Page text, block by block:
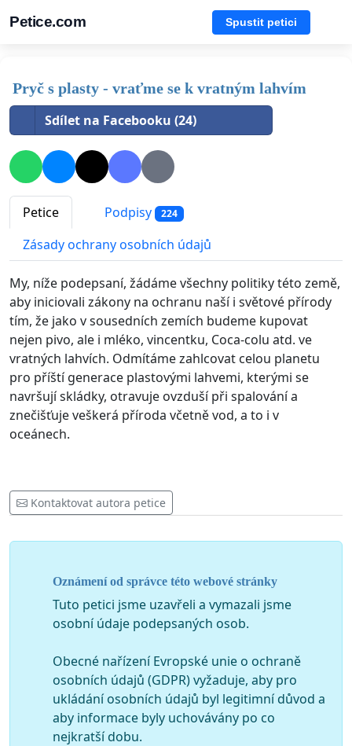
Petice.com Spustit petici
Pryč s plasty - vraťme se k vratným lahvím
Sdílet na Facebooku (24)
Petice Podpisy 224
Zásady ochrany osobních údajů
My, níže podepsaní, žádáme všechny politiky této země,
aby iniciovali zákony na ochranu naší i světové přírody
tím, že jako v sousedních zemích budeme kupovat
nejen pivo, ale i mléko, vincentku, Coca-colu atd. ve
vratných lahvích. Odmítáme zahlcovat celou planetu
pro příští generace plastovými lahvemi, kterými se
navršují skládky, otravuje ovzduší při spalování a
znečišťuje veškerá příroda včetně vod, a to i v
oceánech.
Kontaktovat autora petice
Oznámení od správce této webové stránky
Tuto petici jsme uzavřeli a vymazali jsme
osobní údaje podepsaných osob.
Obecné nařízení Evropské unie o ochraně
osobních údajů (GDPR) vyžaduje, aby pro
ukládání osobních údajů byl legitimní důvod a
aby informace byly uchovávány po co
nejkratší dobu.